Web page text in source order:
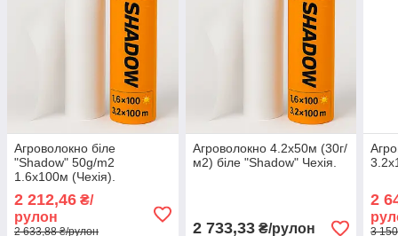
Агроволокно біле
"Shadow" 50g/m2
1.6х100м (Чехія).
2 212,46 ₴/
рулон
2 633,88 ₴/рулон
Агроволокно 4.2х50м (30г/
м2) біле "Shadow" Чехія.
2 733,33₴/рулон
2
3